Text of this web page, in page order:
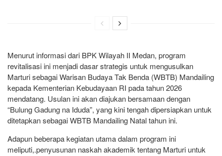
Menurut informasi dari BPK Wilayah II Medan, program
revitalisasi ini menjadi dasar strategis untuk mengusulkan
Marturi sebagai Warisan Budaya Tak Benda (WBTB) Mandailing
kepada Kementerian Kebudayaan RI pada tahun 2026
mendatang. Usulan ini akan diajukan bersamaan dengan
“Bulung Gadung na Iduda”, yang kini tengah dipersiapkan untuk
ditetapkan sebagai WBTB Mandailing Natal tahun ini.
Adapun beberapa kegiatan utama dalam program ini
meliputi,.penyusunan naskah akademik tentang Marturi untuk